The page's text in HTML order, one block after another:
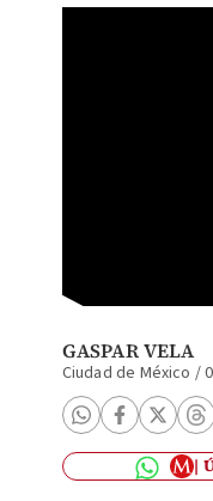
GASPAR VELA
Ciudad de México /